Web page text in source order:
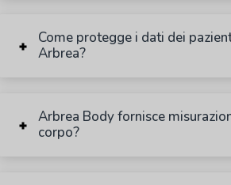
Come protegge i dati dei
Arbrea?
Arbrea Body fornisce
corpo?